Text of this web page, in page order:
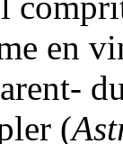
en
(